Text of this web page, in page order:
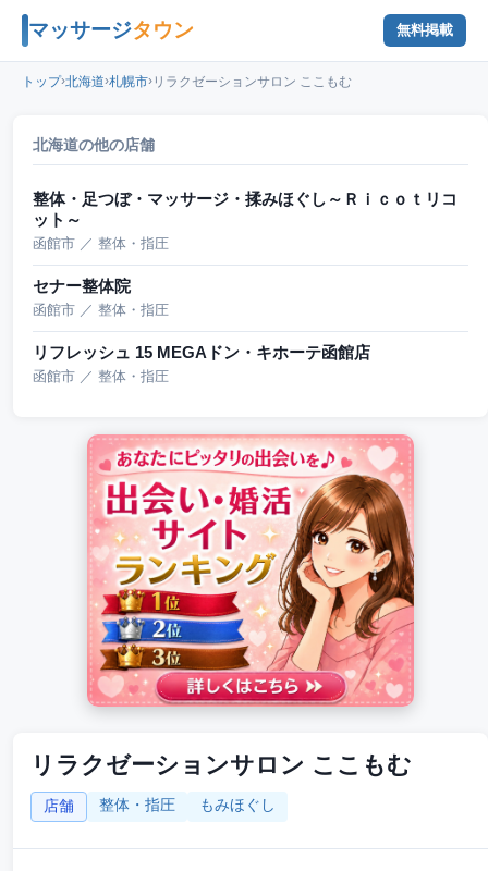
マッサージタウン 無料掲載
トップ›北海道›札幌市› リラクゼーションサロン ここもむ
リラクゼーションサロン ここもむ
店舗 整体・指圧 もみほぐし
北海道の他の店舗
整体・足つぼ・マッサージ・揉みほぐし～Ｒｉｃｏｔリコ
ット～
函館市 ／ 整体・指圧
セナー整体院
函館市 ／ 整体・指圧
リフレッシュ 15 MEGAドン・キホーテ函館店
函館市 ／ 整体・指圧